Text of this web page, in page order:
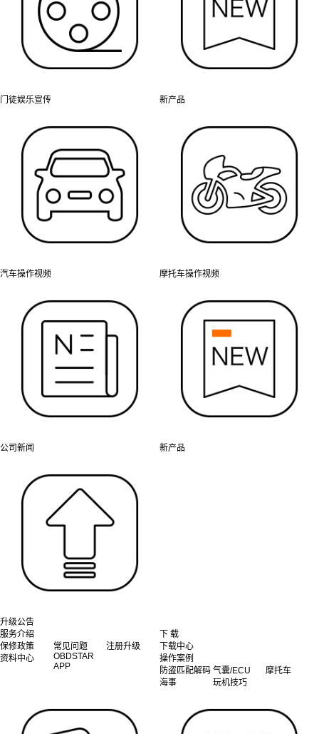
门徒娱乐宣传 新产品
汽车操作视频 摩托车操作视频
公司新闻 新产品
升级公告
服务介绍
保修政策
常见问题
注册升级
资料中心
OBDSTAR
APP
下 载
下载中心
操作案例
防盗匹配解码 气囊/ECU
摩托车
海事
玩机技巧